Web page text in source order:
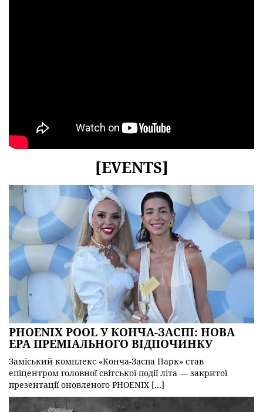
[EVENTS]
PHOENIX POOL У КОНЧА-ЗАСПІ: НОВА
ЕРА ПРЕМІАЛЬНОГО ВІДПОЧИНКУ
Заміський комплекс «Конча-Заспа Парк» став
епіцентром головної світської події літа — закритої
презентації оновленого PHOENIX […]